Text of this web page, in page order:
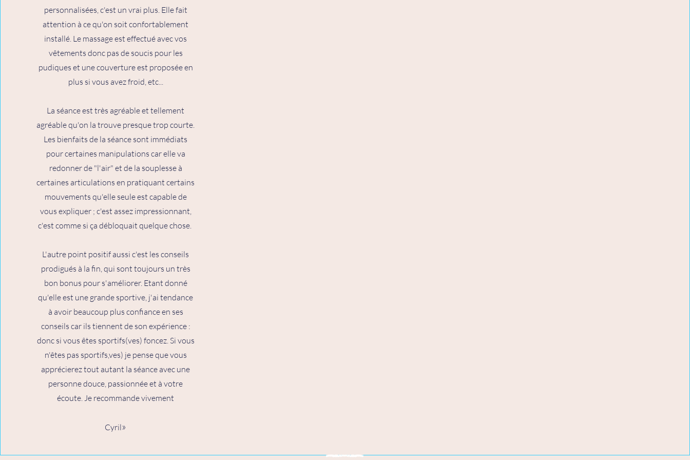
personnalisées, c'est un vrai plus. Elle fait
attention à ce qu'on soit confortablement
installé. Le massage est effectué avec vos
vêtements donc pas de soucis pour les
pudiques et une couverture est proposée en
plus si vous avez froid, etc...
La séance est très agréable et tellement
agréable qu'on la trouve presque trop courte.
Les bienfaits de la séance sont immédiats
pour certaines manipulations car elle va
redonner de "l'air" et de la souplesse à
certaines articulations en pratiquant certains
mouvements qu'elle seule est capable de
vous expliquer ; c'est assez impressionnant,
c'est comme si ça débloquait quelque chose.
L'autre point positif aussi c'est les conseils
prodigués à la fin, qui sont toujours un très
bon bonus pour s'améliorer. Etant donné
qu'elle est une grande sportive, j'ai tendance
à avoir beaucoup plus confiance en ses
conseils car ils tiennent de son expérience :
donc si vous êtes sportifs(ves) foncez. Si vous
n'êtes pas sportifs,ves) je pense que vous
apprécierez tout autant la séance avec une
personne douce, passionnée et à votre
écoute. Je recommande vivement
Cyril»